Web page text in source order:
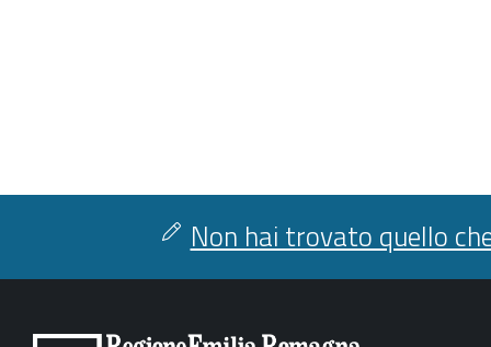
Non hai trovato quello